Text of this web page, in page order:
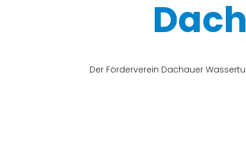
Der Förderverein Dachauer